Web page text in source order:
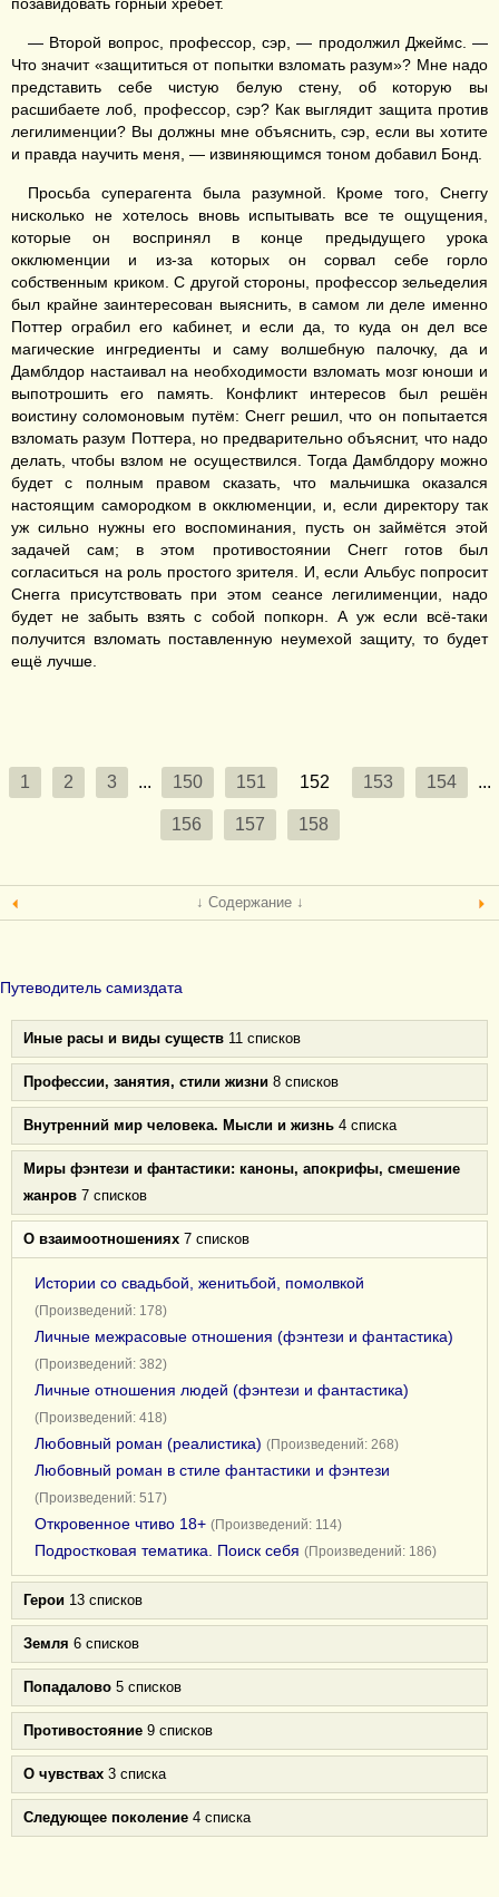
— Второй вопрос, профессор, сэр, — продолжил Джеймс. —
Что значит «защититься от попытки взломать разум»? Мне надо
представить себе чистую белую стену, об которую вы
расшибаете лоб, профессор, сэр? Как выглядит защита против
легилименции? Вы должны мне объяснить, сэр, если вы хотите
и правда научить меня, — извиняющимся тоном добавил Бонд.
Просьба суперагента была разумной. Кроме того, Снеггу
нисколько не хотелось вновь испытывать все те ощущения,
которые он воспринял в конце предыдущего урока
окклюменции и из-за которых он сорвал себе горло
собственным криком. С другой стороны, профессор зельеделия
был крайне заинтересован выяснить, в самом ли деле именно
Поттер ограбил его кабинет, и если да, то куда он дел все
магические ингредиенты и саму волшебную палочку, да и
Дамблдор настаивал на необходимости взломать мозг юноши и
выпотрошить его память. Конфликт интересов был решён
воистину соломоновым путём: Снегг решил, что он попытается
взломать разум Поттера, но предварительно объяснит, что надо
делать, чтобы взлом не осуществился. Тогда Дамблдору можно
будет с полным правом сказать, что мальчишка оказался
настоящим самородком в окклюменции, и, если директору так
уж сильно нужны его воспоминания, пусть он займётся этой
задачей сам; в этом противостоянии Снегг готов был
согласиться на роль простого зрителя. И, если Альбус попросит
Снегга присутствовать при этом сеансе легилименции, надо
будет не забыть взять с собой попкорн. А уж если всё-таки
получится взломать поставленную неумехой защиту, то будет
ещё лучше.
1 2 3 ... 150 151 152 153 154 ...
156 157 158
↓ Содержание ↓
Путеводитель самиздата
Иные расы и виды существ 11 списков
Профессии, занятия, стили жизни 8 списков
Внутренний мир человека. Мысли и жизнь 4 списка
Миры фэнтези и фантастики: каноны, апокрифы, смешение
жанров 7 списков
О взаимоотношениях 7 списков
Истории со свадьбой, женитьбой, помолвкой
(Произведений: 178)
Личные межрасовые отношения (фэнтези и фантастика)
(Произведений: 382)
Личные отношения людей (фэнтези и фантастика)
(Произведений: 418)
Любовный роман (реалистика) (Произведений: 268)
Любовный роман в стиле фантастики и фэнтези
(Произведений: 517)
Откровенное чтиво 18+ (Произведений: 114)
Подростковая тематика. Поиск себя (Произведений: 186)
Герои 13 списков
Земля 6 списков
Попадалово 5 списков
Противостояние 9 списков
О чувствах 3 списка
Следующее поколение 4 списка